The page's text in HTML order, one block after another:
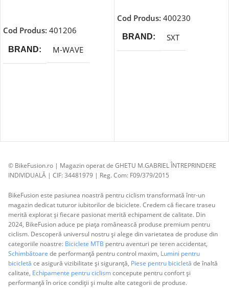
Cod Produs: 401206
BRAND M-WAVE
Cod Produs: 400230
BRAND SXT
© BikeFusion.ro | Magazin operat de GHETU M.GABRIEL ÎNTREPRINDERE
INDIVIDUALĂ | CIF: 34481979 | Reg. Com: F09/379/2015
BikeFusion este pasiunea noastră pentru ciclism transformată într-un
magazin dedicat tuturor iubitorilor de biciclete. Credem că fiecare traseu
merită explorat și fiecare pasionat merită echipament de calitate. Din
2024, BikeFusion aduce pe piața românească produse premium pentru
ciclism. Descoperă universul nostru și alege din varietatea de produse din
categoriile noastre: Biciclete MTB pentru aventuri pe teren accidentat,
Schimbătoare de performanță pentru control maxim, Lumini pentru
bicicletă ce asigură vizibilitate și siguranță, Piese pentru bicicletă de înaltă
calitate, Echipamente pentru ciclismconcepute pentru confort și
performanță în orice condiții și multe alte categorii de produse.